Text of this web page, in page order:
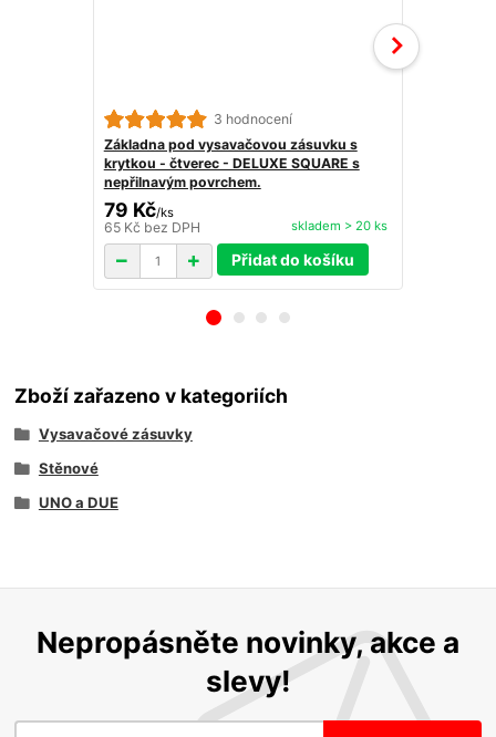
3 hodnocení
Základna pod vysavačovou zásuvku s
krytkou - čtverec - DELUXE SQUARE s
nepřilnavým povrchem.
79 Kč/ks
65 Kč bez DPH skladem > 20 ks
Přidat do košíku
Zboží zařazeno v kategoriích
Vysavačové zásuvky
Stěnové
UNO a DUE
Nepropásněte novinky, akce a
slevy!